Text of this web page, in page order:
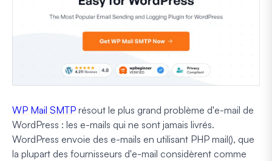
WP Mail SMTP résout le plus grand problème d'e-mail de
WordPress : les e-mails qui ne sont jamais livrés.
WordPress envoie des e-mails en utilisant PHP mail(), que
la plupart des fournisseurs d'e-mail considèrent comme